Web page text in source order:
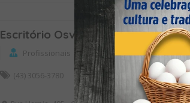
Escritório Osvaldo Damião e Filhos
Profissionais
(43) 3056-3780